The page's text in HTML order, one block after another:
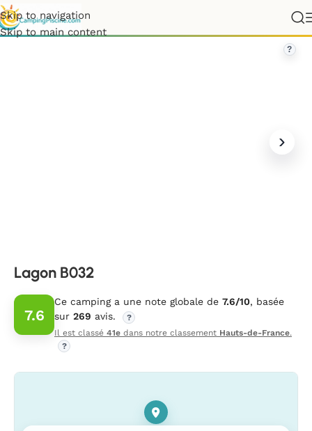
Skip to navigation
Skip to main content
France»Hauts-de-France
?
Lagon B032
7.6
Ce camping a une note globale de 7.6/10, basée
sur 269 avis.
?
Il est classé 41e dans notre classement Hauts-de-France.
?